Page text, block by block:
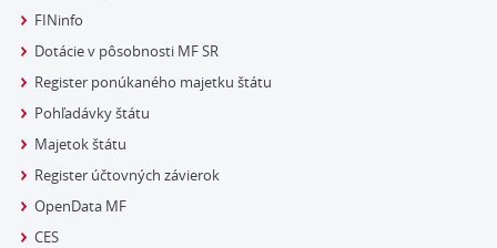
FINinfo
Dotácie v pôsobnosti MF SR
Register ponúkaného majetku štátu
Pohľadávky štátu
Majetok štátu
Register účtovných závierok
OpenData MF
CES